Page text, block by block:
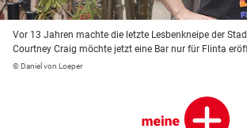
Vor 13 Jahren machte die letzte Lesbenkneipe der
Courtney Craig möchte jetzt eine Bar nur für Flinta
© Daniel von Loeper